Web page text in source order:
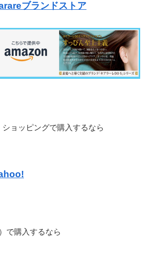
ブランドストア
ョッピングで購入するなら
で購入するなら